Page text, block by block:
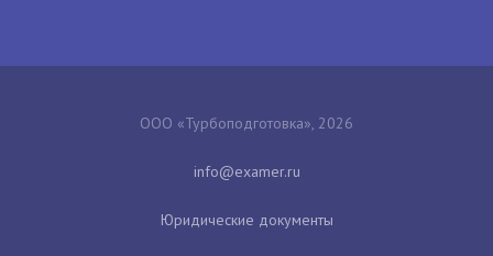
ООО «Турбоподготовка», 2026
Юридические документы